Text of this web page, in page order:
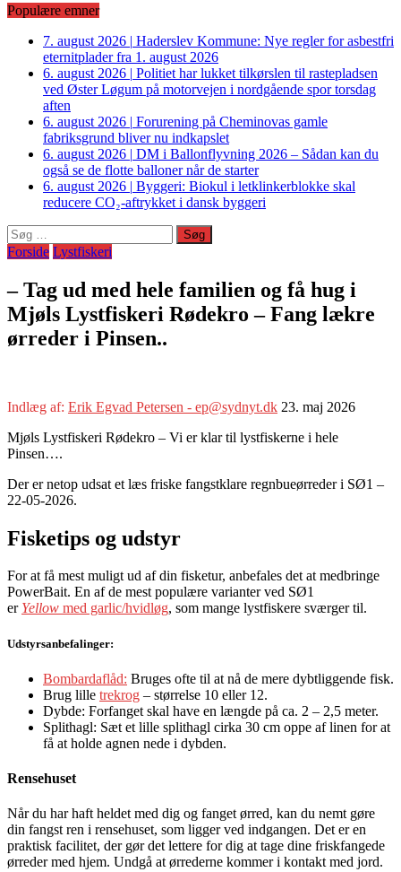
Populære emner
7. august 2026 | Haderslev Kommune: Nye regler for asbestfri
eternitplader fra 1. august 2026
6. august 2026 | Politiet har lukket tilkørslen til rastepladsen
ved Øster Løgum på motorvejen i nordgående spor torsdag
aften
6. august 2026 | Forurening på Cheminovas gamle
fabriksgrund bliver nu indkapslet
6. august 2026 | DM i Ballonflyvning 2026 – Sådan kan du
også se de flotte balloner når de starter
6. august 2026 | Byggeri: Biokul i letklinkerblokke skal
reducere CO₂-aftrykket i dansk byggeri
Søg
efter:
Forside Lystfiskeri
– Tag ud med hele familien og få hug i
Mjøls Lystfiskeri Rødekro – Fang lækre
ørreder i Pinsen..
Indlæg af: Erik Egvad Petersen - ep@sydnyt.dk 23. maj 2026
Mjøls Lystfiskeri Rødekro – Vi er klar til lystfiskerne i hele
Pinsen….
Der er netop udsat et læs friske fangstklare regnbueørreder i SØ1 –
22-05-2026.
Fisketips og udstyr
For at få mest muligt ud af din fisketur, anbefales det at medbringe
PowerBait. En af de mest populære varianter ved SØ1
er Yellow med garlic/hvidløg, som mange lystfiskere sværger til.
Udstyrsanbefalinger:
Bombardaflåd: Bruges ofte til at nå de mere dybtliggende fisk.
Brug lille trekrog – størrelse 10 eller 12.
Dybde: Forfanget skal have en længde på ca. 2 – 2,5 meter.
Splithagl: Sæt et lille splithagl cirka 30 cm oppe af linen for at
få at holde agnen nede i dybden.
Rensehuset
Når du har haft heldet med dig og fanget ørred, kan du nemt gøre
din fangst ren i rensehuset, som ligger ved indgangen. Det er en
praktisk facilitet, der gør det lettere for dig at tage dine friskfangede
ørreder med hjem. Undgå at ørrederne kommer i kontakt med jord.